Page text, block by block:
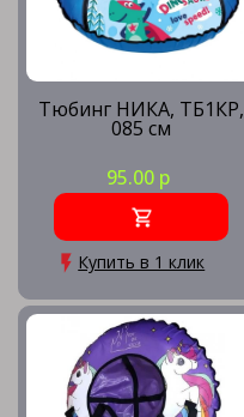
Тюбинг НИКА, ТБ1КР,
085 см
95.00 р
Купить в 1 клик